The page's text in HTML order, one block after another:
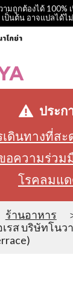
มถูกต้องได้ 100%
เป็นต้น อาจแปลได้ไ
ประก
เดินทางที่ส
อความร่วม
โรคลมแ
ร้านอาหาร
รส บริษัทโนว